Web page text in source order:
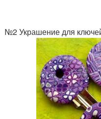
№2 Украшение для